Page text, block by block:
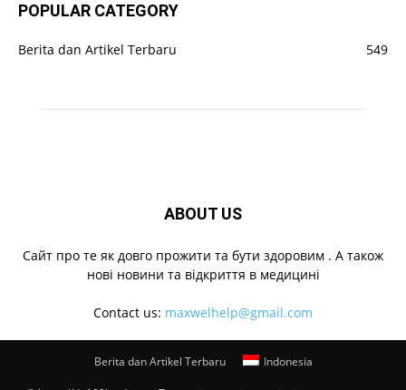
POPULAR CATEGORY
Berita dan Artikel Terbaru 549
ABOUT US
Cайт про те як довго прожити та бути здоровим . А також
нові новини та відкриття в медицині
Contact us: maxwelhelp@gmail.com
Berita dan Artikel Terbaru Indonesia